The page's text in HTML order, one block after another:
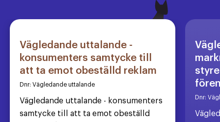
Vägledande uttalande -
konsumenters samtycke till
att ta emot obeställd reklam
Dnr: Vägledande uttalande
Vägledande uttalande - konsumenters
samtycke till att ta emot obeställd
Dnr: